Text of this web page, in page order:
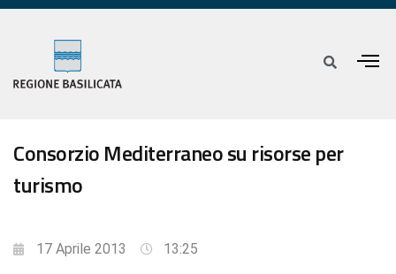
Consorzio Mediterraneo su risorse per
turismo
17 Aprile 2013 13:25